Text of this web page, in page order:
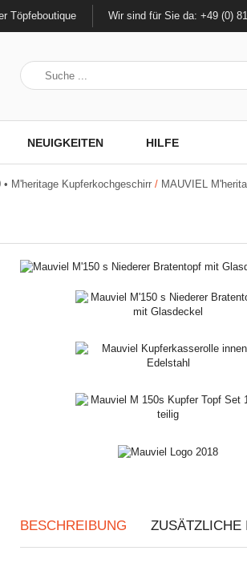
Töpfeboutique Wir sind für Sie da: +49 (0)
NEUIGKEITEN HILFE
• M'heritage Kupferkochgeschirr / MAUVIEL
BESCHREIBUNG ZUSÄTZLICHE